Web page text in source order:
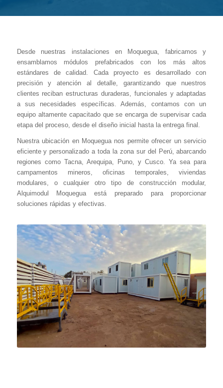
Desde nuestras instalaciones en Moquegua, fabricamos y
ensamblamos módulos prefabricados con los más altos
estándares de calidad. Cada proyecto es desarrollado con
precisión y atención al detalle, garantizando que nuestros
clientes reciban estructuras duraderas, funcionales y adaptadas
a sus necesidades específicas. Además, contamos con un
equipo altamente capacitado que se encarga de supervisar cada
etapa del proceso, desde el diseño inicial hasta la entrega final.
Nuestra ubicación en Moquegua nos permite ofrecer un servicio
eficiente y personalizado a toda la zona sur del Perú, abarcando
regiones como Tacna, Arequipa, Puno, y Cusco. Ya sea para
campamentos mineros, oficinas temporales, viviendas
modulares, o cualquier otro tipo de construcción modular,
Alquimodul Moquegua está preparado para proporcionar
soluciones rápidas y efectivas.